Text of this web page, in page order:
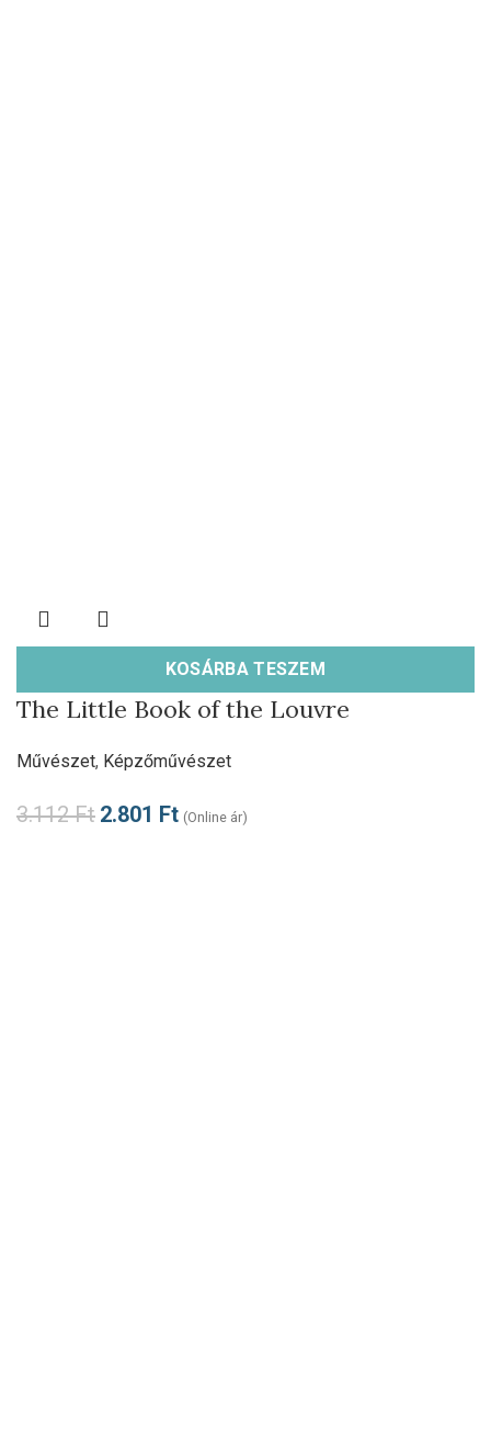
KOSÁRBA TESZEM
The Little Book of the Louvre
Művészet, Képzőművészet
3.112Ft 2.801 Ft (Online ár)